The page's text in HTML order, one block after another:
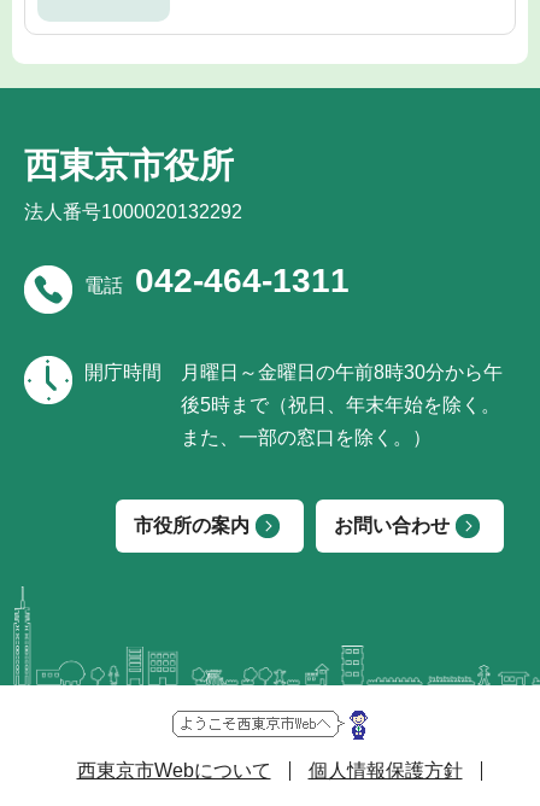
西東京市役所
法人番号1000020132292
電話 042-464-1311
開庁時間
月曜日～金曜日の午前8時30分から午
後5時まで（祝日、年末年始を除く。
また、一部の窓口を除く。）
市役所の案内 お問い合わせ
西東京市Webについて 個人情報保護方針